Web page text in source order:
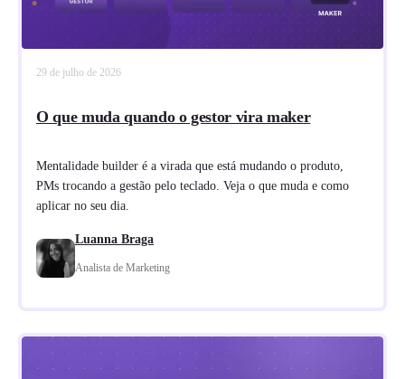
29 de julho de 2026
O que muda quando o gestor vira maker
Mentalidade builder é a virada que está mudando o produto,
PMs trocando a gestão pelo teclado. Veja o que muda e como
aplicar no seu dia.
Luanna Braga
Analista de Marketing